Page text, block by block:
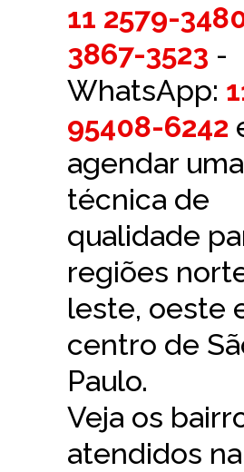
11 2579-
3867-3523 -
WhatsApp:
95408-6242
agendar
técnica de
qualidade
regiões
leste, oeste
centro de
Paulo.
Veja os
atendidos